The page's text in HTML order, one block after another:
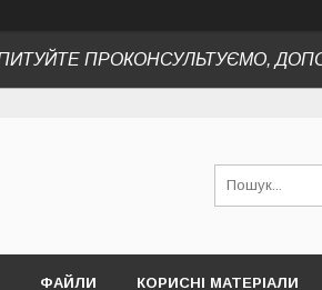
ПРОКОНСУЛЬТУЄМО,
ФАЙЛИ КОРИСНІ МАТЕРІАЛИ